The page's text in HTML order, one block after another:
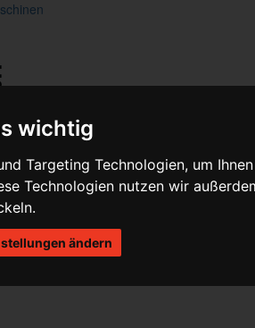
wichtig
Targeting Technologien, um
Technologien nutzen wir
ändern